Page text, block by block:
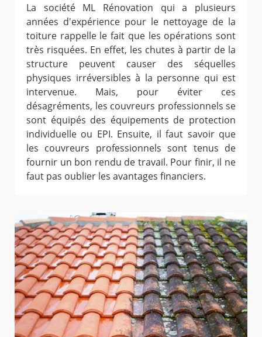
La société ML Rénovation qui a plusieurs
années d'expérience pour le nettoyage de la
toiture rappelle le fait que les opérations sont
très risquées. En effet, les chutes à partir de la
structure peuvent causer des séquelles
physiques irréversibles à la personne qui est
intervenue. Mais, pour éviter ces
désagréments, les couvreurs professionnels se
sont équipés des équipements de protection
individuelle ou EPI. Ensuite, il faut savoir que
les couvreurs professionnels sont tenus de
fournir un bon rendu de travail. Pour finir, il ne
faut pas oublier les avantages financiers.